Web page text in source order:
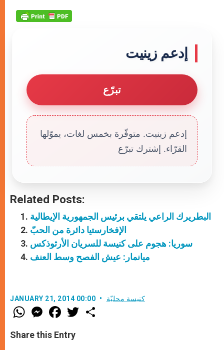
إدعم زينيت
تبرّع
إدعم زينيت. متوفّرة بخمس لغات، يموّلها
القرّاء. إشترك تبرّع
Related Posts:
البطريرك الراعي يلتقي برئيس الجمهورية الإيطالية
الإفخارستيا دائرة من الحبّ
سوريا: هجوم على كنيسة للسريان الأرثوذكس
ميانمار: عيش الفصح وسط العنف
JANUARY 21, 2014 00:00 كنيسة محليّة
W
h
t
s
M
e
s
e
F
a
e
b
w
Share this Entry